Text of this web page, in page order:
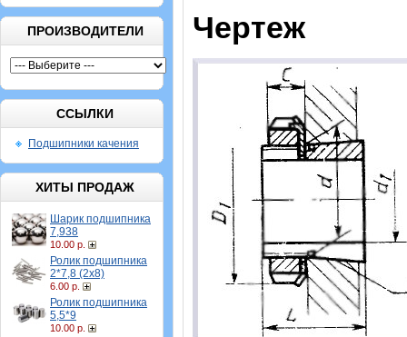
ПРОИЗВОДИТЕЛИ
ССЫЛКИ
Подшипники качения
ХИТЫ ПРОДАЖ
Шарик подшипника
7,938
10.00 р.
Ролик подшипника
2*7,8 (2х8)
6.00 р.
Ролик подшипника
5,5*9
10.00 р.
Чертеж